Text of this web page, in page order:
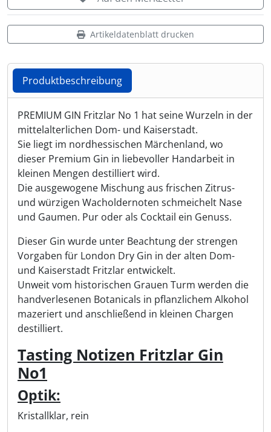
Artikeldatenblatt drucken
Produktbeschreibung
Produktbeschreibung
PREMIUM GIN Fritzlar No 1 hat seine Wurzeln in der
mittelalterlichen Dom- und Kaiserstadt.
Sie liegt im nordhessischen Märchenland, wo
dieser Premium Gin in liebevoller Handarbeit in
kleinen Mengen destilliert wird.
Die ausgewogene Mischung aus frischen Zitrus-
und würzigen Wacholdernoten schmeichelt Nase
und Gaumen. Pur oder als Cocktail ein Genuss.
Dieser Gin wurde unter Beachtung der strengen
Vorgaben für London Dry Gin in der alten Dom-
und Kaiserstadt Fritzlar entwickelt.
Unweit vom historischen Grauen Turm werden die
handverlesenen Botanicals in pflanzlichem Alkohol
mazeriert und anschließend in kleinen Chargen
destilliert.
Tasting Notizen Fritzlar Gin
No1
Optik:
Kristallklar, rein
Shisha & Raucherbedarf (23)
Trinkflaschen & -schläuche
Trinkhörner, Halter & Ständer (15)
Trommeln, Klagschalen & Musikinstrumente (37)
Truhen & Kisten (30)
Umhängetaschen (56)